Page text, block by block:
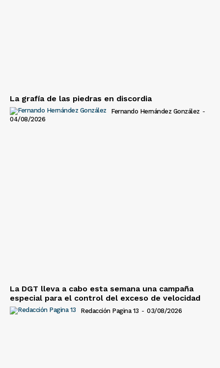
La grafía de las piedras en discordia
Fernando Hernández González -
04/08/2026
La DGT lleva a cabo esta semana una campaña
especial para el control del exceso de velocidad
Redacción Pagina 13 - 03/08/2026